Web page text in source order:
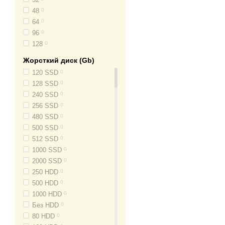
4.7 0
48 0
64 0
96 0
128 0
Жорсткий диск (Gb)
120 SSD 0
128 SSD 0
240 SSD 0
256 SSD 0
480 SSD 0
500 SSD 0
512 SSD 0
1000 SSD 0
2000 SSD 0
250 HDD 0
500 HDD 0
1000 HDD 0
Без HDD 0
80 HDD 0